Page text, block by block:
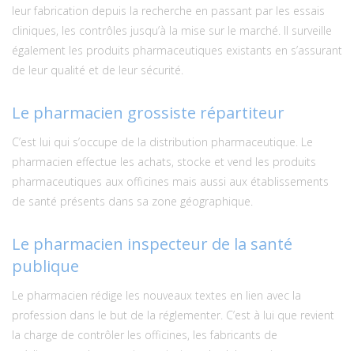
leur fabrication depuis la recherche en passant par les essais
cliniques, les contrôles jusqu’à la mise sur le marché. Il surveille
également les produits pharmaceutiques existants en s’assurant
de leur qualité et de leur sécurité.
Le pharmacien grossiste répartiteur
C’est lui qui s’occupe de la distribution pharmaceutique. Le
pharmacien effectue les achats, stocke et vend les produits
pharmaceutiques aux officines mais aussi aux établissements
de santé présents dans sa zone géographique.
Le pharmacien inspecteur de la santé
publique
Le pharmacien rédige les nouveaux textes en lien avec la
profession dans le but de la réglementer. C’est à lui que revient
la charge de contrôler les officines, les fabricants de